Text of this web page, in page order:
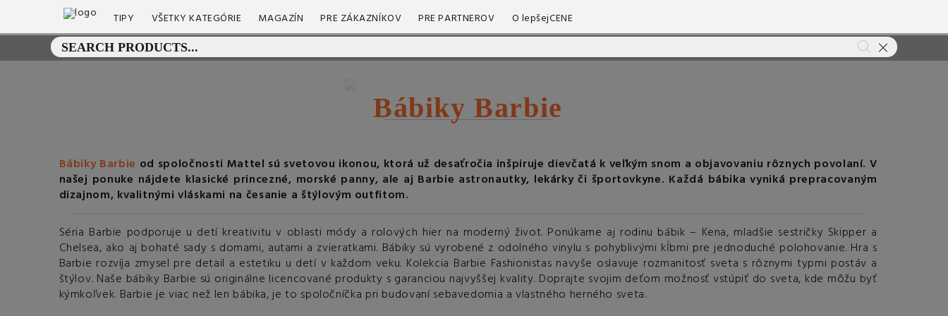
TIPY VŠETKY KATEGÓRIE MAGAZÍN PRE ZÁKAZNÍKOV PRE PARTNEROV O lepšejCENE
Bábiky Barbie
Bábiky Barbie od spoločnosti Mattel sú svetovou ikonou, ktorá už desaťročia inšpiruje dievčatá k veľkým snom a objavovaniu rôznych povolaní. V
našej ponuke nájdete klasické princezné, morské panny, ale aj Barbie astronautky, lekárky či športovkyne. Každá bábika vyniká prepracovaným
dizajnom, kvalitnými vláskami na česanie a štýlovým outfitom.
Séria Barbie podporuje u detí kreativitu v oblasti módy a rolových hier na moderný život. Ponúkame aj rodinu bábik – Kena, mladšie sestričky Skipper a
Chelsea, ako aj bohaté sady s domami, autami a zvieratkami. Bábiky sú vyrobené z odolného vinylu s pohyblivými kĺbmi pre jednoduché polohovanie. Hra s
Barbie rozvíja zmysel pre detail a estetiku u detí v každom veku. Kolekcia Barbie Fashionistas navyše oslavuje rozmanitosť sveta s rôznymi typmi postáv a
štýlov. Naše bábiky Barbie sú originálne licencované produkty s garanciou najvyššej kvality. Doprajte svojim deťom možnosť vstúpiť do sveta, kde môžu byť
kýmkoľvek. Barbie je viac než len bábika, je to spoločníčka pri budovaní sebavedomia a vlastného herného sveta.